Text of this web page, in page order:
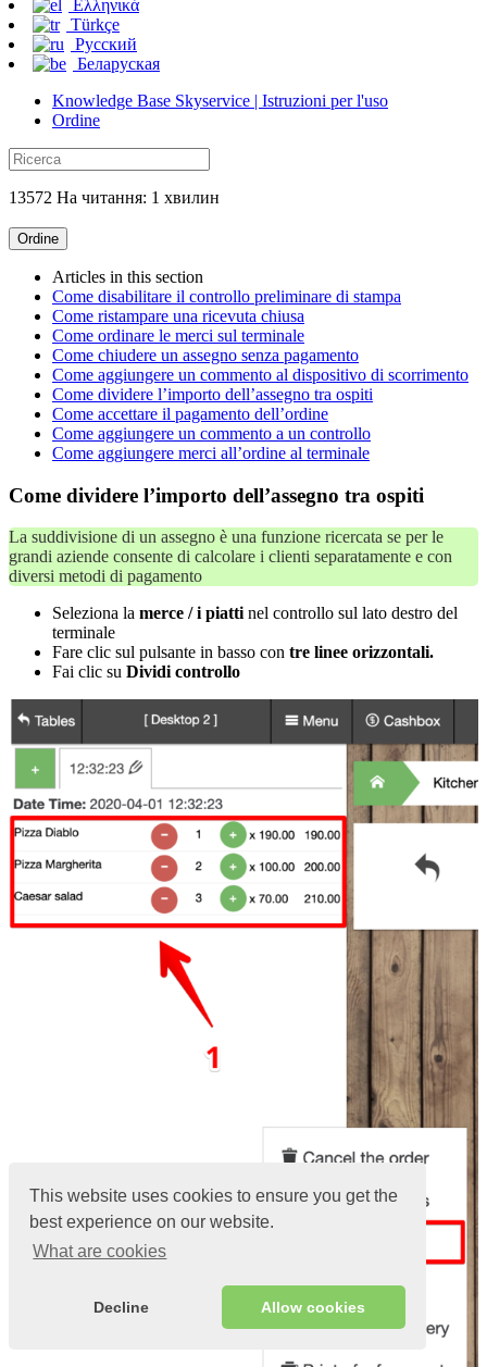
This website uses cookies to ensure you get the
best experience on our website.
What are cookies
Decline Allow cookies
Ελληνικά
Türkçe
Русский
Беларуская
Knowledge Base Skyservice | Istruzioni per l'uso
Ordine
13572 На читання: 1 хвилин
Ordine
Articles in this section
Come disabilitare il controllo preliminare di stampa
Come ristampare una ricevuta chiusa
Come ordinare le merci sul terminale
Come chiudere un assegno senza pagamento
Come aggiungere un commento al dispositivo di scorrimento
Come dividere l’importo dell’assegno tra ospiti
Come accettare il pagamento dell’ordine
Come aggiungere un commento a un controllo
Come aggiungere merci all’ordine al terminale
Come dividere l’importo dell’assegno tra ospiti
La suddivisione di un assegno è una funzione ricercata se per le
grandi aziende consente di calcolare i clienti separatamente e con
diversi metodi di pagamento
Seleziona la merce / i piattinel controllo sul lato destro del
terminale
Fare clic sul pulsante in basso con tre linee orizzontali.
Fai clic su Dividi controllo